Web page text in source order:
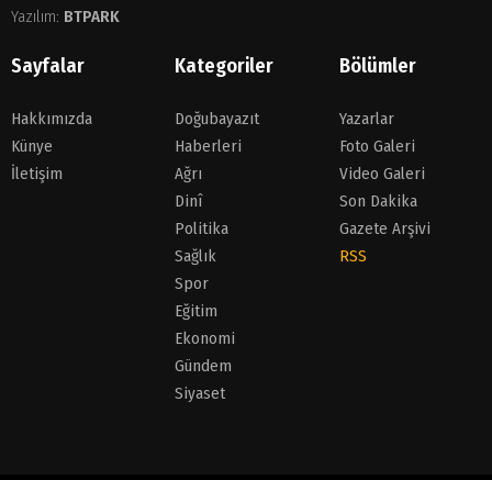
Yazılım: BTPARK
Sayfalar
Hakkımızda
Künye
İletişim
Kategoriler
Doğubayazıt
Haberleri
Ağrı
Dinî
Politika
Sağlık
Spor
Eğitim
Ekonomi
Gündem
Siyaset
Bölümler
Yazarlar
Foto Galeri
Video Galeri
Son Dakika
Gazete Arşivi
RSS